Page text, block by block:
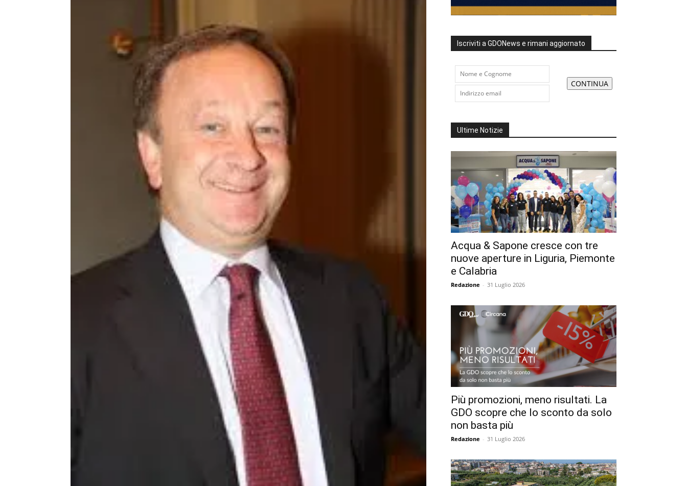
Iscriviti a GDONews e rimani aggiornato
Ultime Notizie
Acqua & Sapone cresce con tre
nuove aperture in Liguria, Piemonte
e Calabria
Redazione - 31 Luglio 2026
Più promozioni, meno risultati. La
GDO scopre che lo sconto da solo
non basta più
Redazione - 31 Luglio 2026